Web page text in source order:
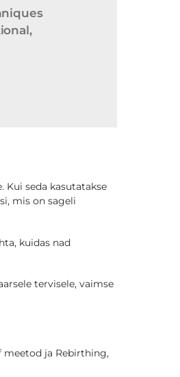
Kui seda kasutatakse
mis on sageli
kuidas nad
tervisele, vaimse
meetod ja Rebirthing,